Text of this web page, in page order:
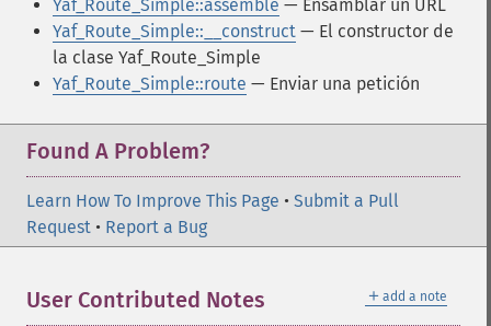
Yaf_Route_Simple::assemble — Ensamblar un URL
Yaf_Route_Simple::__construct — El constructor de
la clase Yaf_Route_Simple
Yaf_Route_Simple::route — Enviar una petición
Found A Problem?
Learn How To Improve This Page • Submit a Pull
Request • Report a Bug
＋ add a note
User Contributed Notes